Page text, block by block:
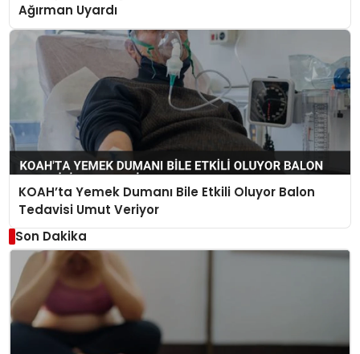
Ağırman Uyardı
KOAH’ta Yemek Dumanı Bile Etkili Oluyor Balon
Tedavisi Umut Veriyor
Son Dakika